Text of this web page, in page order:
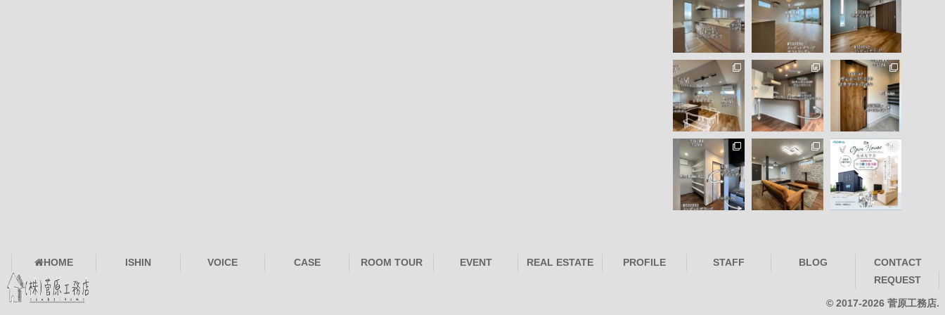
HOME ISHIN VOICE CASE ROOM TOUR EVENT REAL ESTATE PROFILE STAFF BLOG
CONTACT
REQUEST
© 2017-2026 菅原工務店.